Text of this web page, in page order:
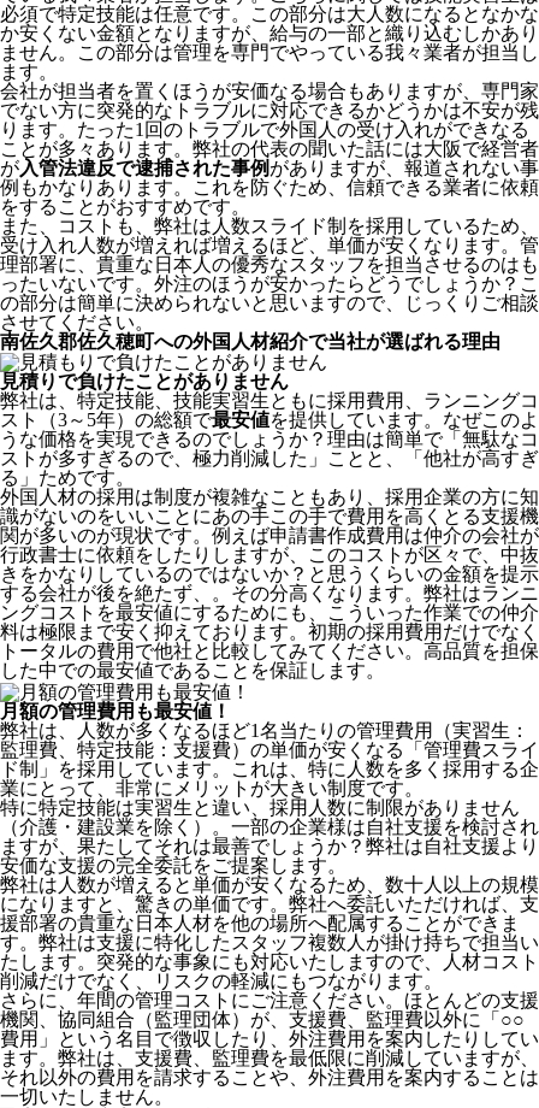
必須で特定技能は任意です。この部分は大人数になるとなかな
か安くない金額となりますが、給与の一部と織り込むしかあり
ません。この部分は管理を専門でやっている我々業者が担当し
ます。
会社が担当者を置くほうが安価なる場合もありますが、専門家
でない方に突発的なトラブルに対応できるかどうかは不安が残
ります。たった1回のトラブルで外国人の受け入れができなる
ことが多々あります。弊社の代表の聞いた話には大阪で経営者
が入管法違反で逮捕された事例 がありますが、報道されない事
例もかなりあります。これを防ぐため、信頼できる業者に依頼
をすることがおすすめです。
また、コストも、弊社は人数スライド制を採用しているため、
受け入れ人数が増えれば増えるほど、単価が安くなります。管
理部署に、貴重な日本人の優秀なスタッフを担当させるのはも
ったいないです。外注のほうが安かったらどうでしょうか？こ
の部分は簡単に決められないと思いますので、じっくりご相談
させてください。
南佐久郡佐久穂町への外国人材紹介で当社が選ばれる理由
見積りで負けたことがありません
弊社は、特定技能、技能実習生ともに採用費用、ランニングコ
スト（3～5年）の総額で最安値を提供しています。なぜこのよ
うな価格を実現できるのでしょうか？理由は簡単で「無駄なコ
ストが多すぎるので、極力削減した」ことと、
「他社が高すぎ
る」 ためです。
外国人材の採用は制度が複雑なこともあり、採用企業の方に知
識がないのをいいことにあの手この手で費用を高くとる支援機
関が多いのが現状です。例えば申請書作成費用は仲介の会社が
行政書士に依頼をしたりしますが、このコストが区々で、中抜
きをかなりしているのではないか？と思うくらいの金額を提示
する会社が後を絶たず、。その分高くなります。弊社はランニ
ングコストを最安値にするためにも、こういった作業での仲介
料は極限まで安く抑えております。 初期の採用費用だけでなく
トータルの費用で他社と比較してみてください。 高品質を担保
した中での最安値であることを保証します。
月額の管理費用も最安値！
弊社は、
人数が多くなるほど1名当たりの管理費用（実習生：
監理費、特定技能：支援費）の単価が安くなる「管理費スライ
ド制」を採用 しています。これは、特に人数を多く採用する企
業にとって、非常にメリットが大きい制度です。
特に特定技能は実習生と違い、採用人数に制限がありません
（介護・建設業を除く）。一部の企業様は自社支援を検討され
ますが、果たしてそれは最善でしょうか？弊社は自社支援より
安価な支援の完全委託をご提案します。
弊社は人数が増えると単価が安くなるため、数十人以上の規模
になりますと、驚きの単価です。弊社へ委託いただければ、支
援部署の貴重な日本人材を他の場所へ配属することができま
す。弊社は支援に特化したスタッフ複数人が掛け持ちで担当い
たします。突発的な事象にも対応いたしますので、人材コスト
削減だけでなく、リスクの軽減にもつながります。
さらに、年間の管理コストにご注意ください。ほとんどの支援
機関、協同組合（監理団体）が、支援費、監理費以外に「○○
費用」という名目で徴収したり、外注費用を案内したりしてい
ます。弊社は、支援費、監理費を最低限に削減していますが、
それ以外の費用を請求することや、外注費用を案内することは
一切いたしません。